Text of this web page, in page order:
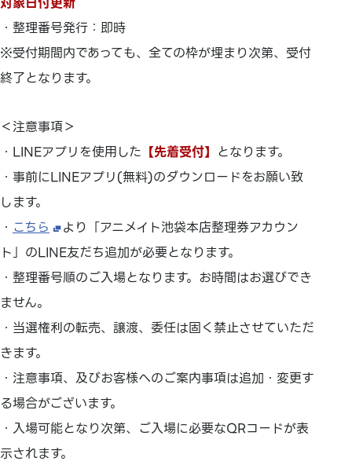
・整理番号発行：即時
※受付期間内であっても、全ての枠が埋まり次第、受付
終了となります。
＜注意事項＞
・LINEアプリを使用した 【先着受付】 となります。
・事前にLINEアプリ(無料)のダウンロードをお願い致
します。
・ こちら
より「アニメイト池袋本店整理券アカウン
ト」のLINE友だち追加が必要となります。
・整理番号順のご入場となります。お時間はお選びでき
ません。
・当選権利の転売、譲渡、委任は固く禁止させていただ
きます。
・注意事項、及びお客様へのご案内事項は追加・変更す
る場合がございます。
・入場可能となり次第、ご入場に必要なQRコードが表
示されます。